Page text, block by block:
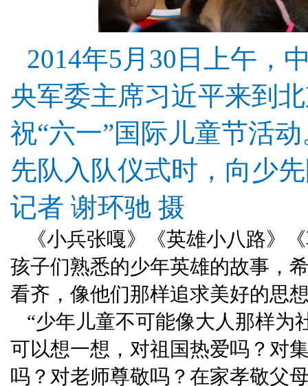
2014年5月30日上午，
央军委主席习近平来到
祝“六一”国际儿童节活
先队入队仪式时，向少
记者 谢环驰 摄
《小兵张嘎》《英雄小八路
孩子们熟悉的少年英雄的故事，
看齐，像他们那样追求美好的思
“少年儿童不可能像大人那样为
可以想一想，对祖国热爱吗？对
吗？对老师尊敬吗？在家孝敬父